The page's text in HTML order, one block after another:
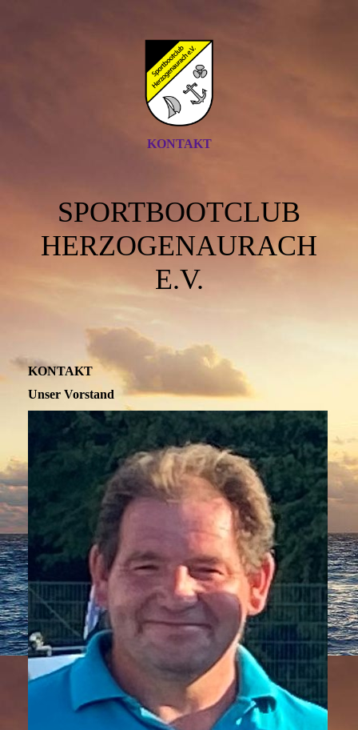
KONTAKT
SPORTBOOTCLUB
HERZOGENAURACH
E.V.
KONTAKT
Unser Vorstand